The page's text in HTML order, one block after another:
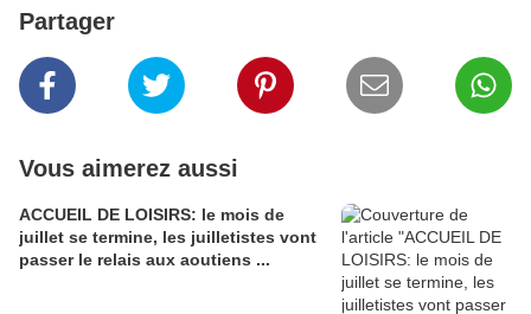
Partager
Vous aimerez aussi
ACCUEIL DE LOISIRS: le mois de
juillet se termine, les juilletistes vont
passer le relais aux aoutiens ...